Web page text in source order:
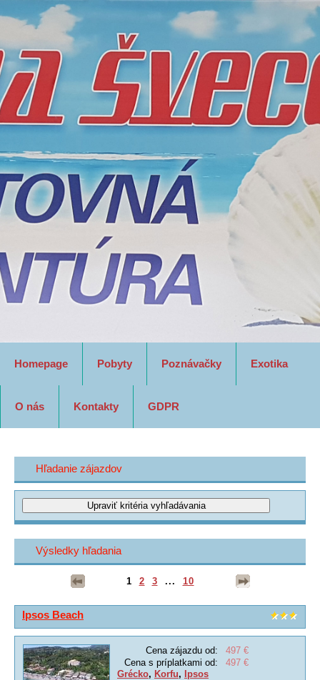
Homepage Pobyty Poznávačky Exotika
O nás Kontakty GDPR
Hľadanie zájazdov
Výsledky hľadania
1 2 3 ... 10
Ipsos Beach
Cena zájazdu od:
497 €
Cena s príplatkami od:
497 €
Grécko, Korfu,
Ipsos